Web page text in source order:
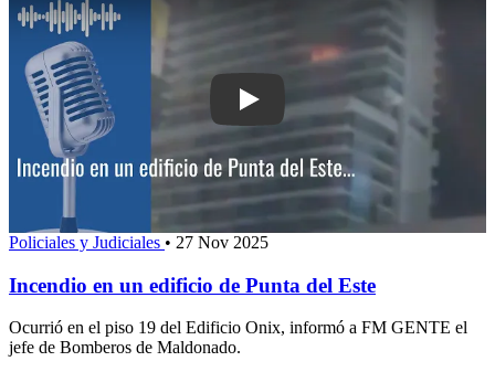
Play: Incendio en un edificio de Punta
Policiales y Judiciales • 27 Nov 2025
Incendio en un edificio de Punta del Este
Ocurrió en el piso 19 del Edificio Onix, informó a FM GENTE el
jefe de Bomberos de Maldonado.